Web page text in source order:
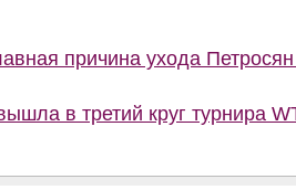
причина ухода
в третий круг турнира